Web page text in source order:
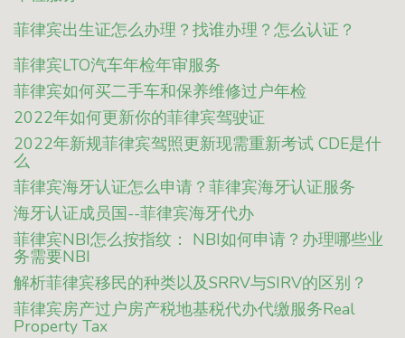
菲律宾出生证怎么办理？找谁办理？怎么认证？
菲律宾LTO汽车年检年审服务
菲律宾如何买二手车和保养维修过户年检
2022年如何更新你的菲律宾驾驶证
2022年新规菲律宾驾照更新现需重新考试 CDE是什
么
菲律宾海牙认证怎么申请？菲律宾海牙认证服务
海牙认证成员国--菲律宾海牙代办
菲律宾NBI怎么按指纹： NBI如何申请？办理哪些业
务需要NBI
解析菲律宾移民的种类以及SRRV与SIRV的区别？
菲律宾房产过户房产税地基税代办代缴服务Real
Property Tax